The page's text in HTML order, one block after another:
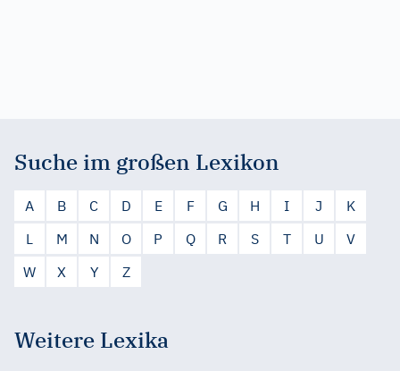
Suche im großen Lexikon
A B C D E F G H I J
K
L
M N O P Q R S T U
V
W
X Y Z
Weitere Lexika